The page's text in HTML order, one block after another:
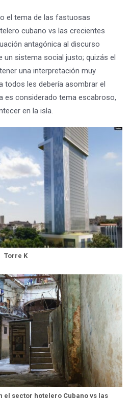
el tema de las fastuosas
cubano vs las crecientes
antagónica al discurso
un sistema social justo; quizás el
una interpretación muy
todos les debería asombrar el
es considerado tema escabroso,
en la isla.
Torre K
el sector hotelero Cubano vs las